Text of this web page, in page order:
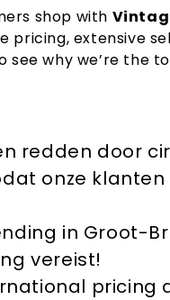
shop with
pricing, extensive
why we’re the
redden door
onze
in Groot-
vereist!
pricing